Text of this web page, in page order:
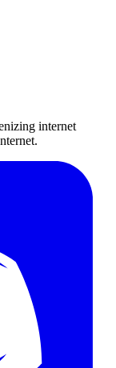
internet